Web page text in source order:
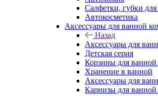
Салфетки, губки для
Автокосметика
Аксессуары для ванной
Назад
Аксессуары для
Детская серия
Корзины для
Хранение в ванной
Аксессуары для ванн
Карнизы для